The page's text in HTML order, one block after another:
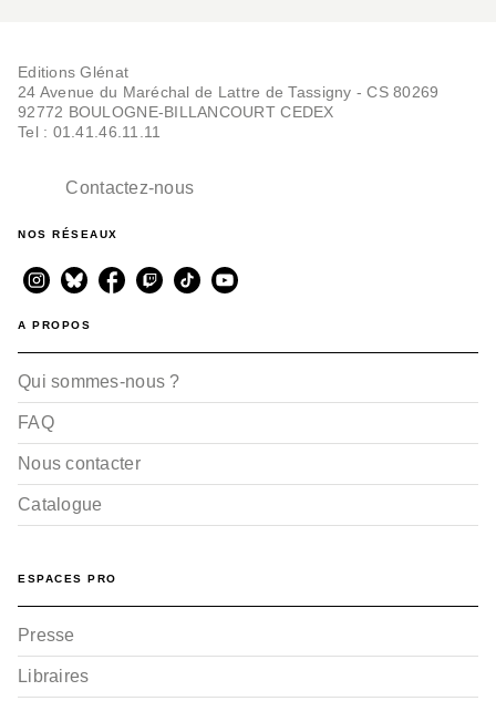
Editions Glénat
24 Avenue du Maréchal de Lattre de Tassigny - CS 80269
92772 BOULOGNE-BILLANCOURT CEDEX
Tel : 01.41.46.11.11
Contactez-nous
NOS RÉSEAUX
A PROPOS
Qui sommes-nous ?
FAQ
Nous contacter
Catalogue
ESPACES PRO
Presse
Libraires